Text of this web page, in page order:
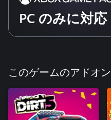
PC のみに対応
このゲームのアドオン